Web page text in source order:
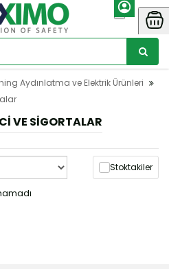
Aydınlatma ve Elektrik Ürünleri
VE SIGORTALAR
Stoktakiler